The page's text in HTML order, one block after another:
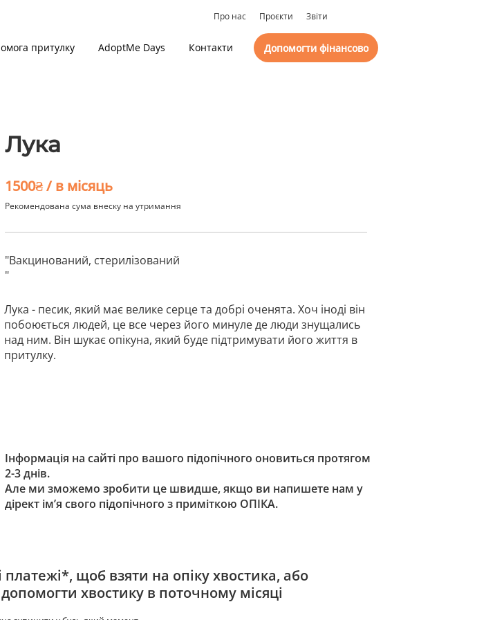
Про нас Проєкти Звіти
притулку AdoptMe Days Контакти Допомогти фінансово
Лука
1500₴ / в місяць
Рекомендована сума внеску на утримання
"Вакцинований, стерилізований
"
Інформація на сайті про вашого підопічного оновиться протягом
2-3 днів.
Але ми зможемо зробити це швидше, якщо ви напишете нам у
дірект ім’я свого підопічного з приміткою ОПІКА.
Лука - песик, який має велике серце та добрі оченята. Хоч іноді він
побоюється людей, це все через його минуле де люди знущались
над ним. Він шукає опікуна, який буде підтримувати його життя в
притулку.
щоб взяти на опіку хвостика, або
хвостику в поточному місяці